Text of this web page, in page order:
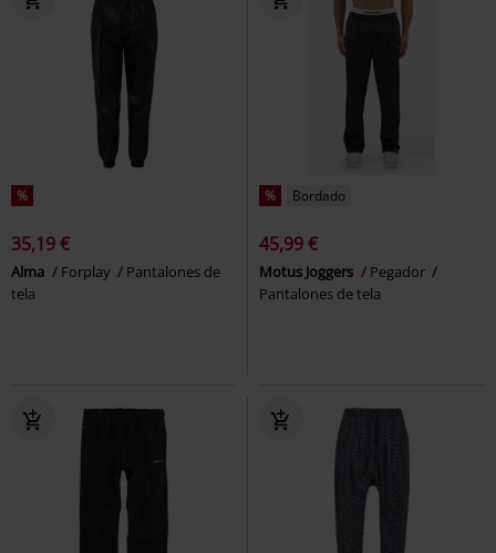
%
35,19 €
Alma Forplay
Pantalones de
tela
% Bordado
45,99 €
Motus Joggers
Pegador
Pantalones de tela